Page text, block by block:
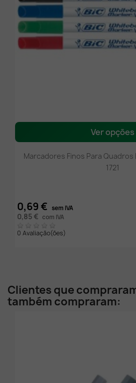
Ver opções
Marcadores Finos Para Quadros
1721
0,69 € sem IVA
0,85 € com IVA
0 Avaliação(ões)
Clientes que
também compraram: